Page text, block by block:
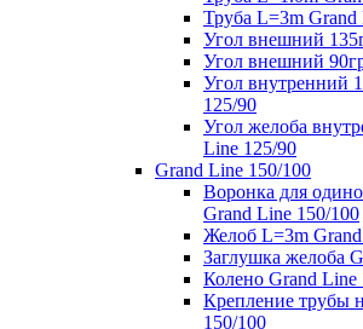
Труба L=3m Grand
Угол внешний
Угол внешний
Угол внутренний
125/90
Угол желоба
Line 125/90
Grand Line 150/100
Воронка для
Grand Line 150/100
Желоб L=3m
Заглушка желоба
Колено Grand Line
Крепление трубы
150/100